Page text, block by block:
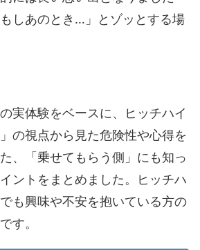
しあのとき…」とゾッとする場
実体験をベースに、ヒッチハイ
の視点から見た危険性や心得を
、「乗せてもらう側」にも知っ
ントをまとめました。ヒッチハ
も興味や不安を抱いている方の
す。